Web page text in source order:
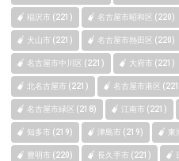
稲沢市 (221) 名古屋市昭和区 (220)
犬山市 (221) 名古屋市熱田区 (220)
名古屋市中川区 (221) 大府市 (221)
北名古屋市 (221) 名古屋市港区
名古屋市緑区 (218) 江南市 (221)
知多市 (219) 津島市 (219) 東
豊明市 (220) 長久手市 (221)